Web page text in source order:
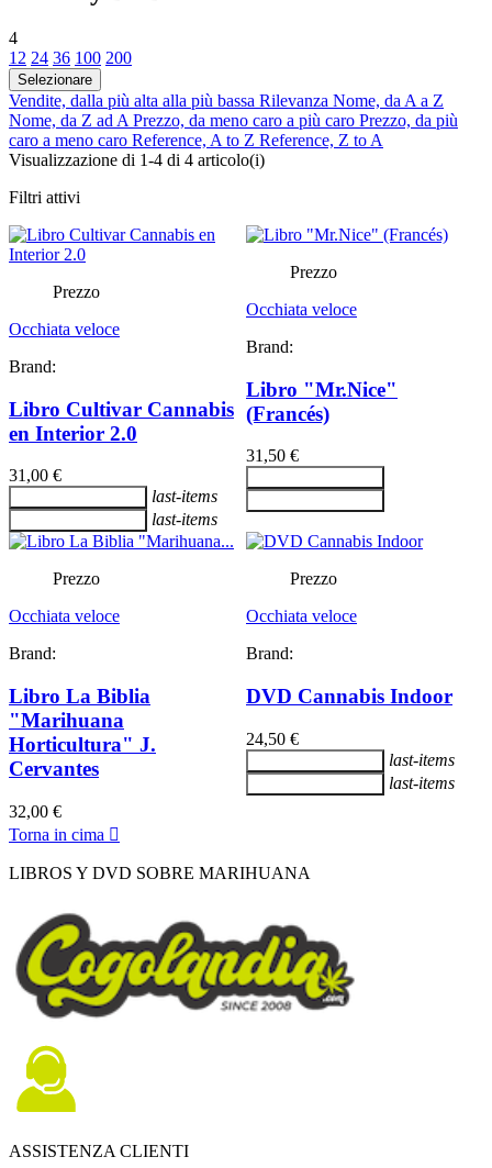
4
12 24 36 100 200
Selezionare
Vendite, dalla più alta alla più bassa Rilevanza Nome, da A a Z
Nome, da Z ad A Prezzo, da meno caro a più caro Prezzo, da più
caro a meno caro Reference, A to Z Reference, Z to A
Visualizzazione di 1-4 di 4 articolo(i)
Filtri attivi
Prezzo
Occhiata veloce
Brand:
Libro Cultivar Cannabis
en Interior 2.0
31,00 €
last-items
last-items
Prezzo
Occhiata veloce
Brand:
Libro "Mr.Nice"
(Francés)
31,50 €
Prezzo
Occhiata veloce
Brand:
Libro La Biblia
"Marihuana
Horticultura" J.
Cervantes
32,00 €
Prezzo
Occhiata veloce
Brand:
DVD Cannabis Indoor
24,50 €
last-items
last-items
Torna in cima 
LIBROS Y DVD SOBRE MARIHUANA
ASSISTENZA CLIENTI